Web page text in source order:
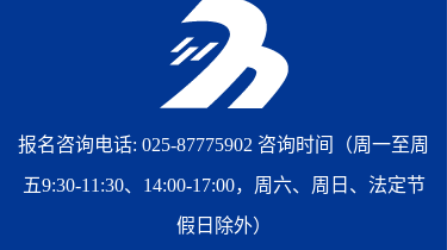
报名咨询电话: 025-87775902 咨询时间（周一至周
五9:30-11:30、14:00-17:00，周六、周日、法定节
假日除外）